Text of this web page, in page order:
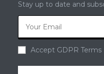
Stay up to date and
Accept GDPR Terms